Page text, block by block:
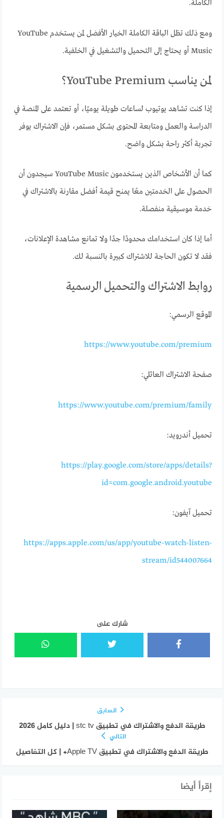
الكاملة.
ومع ذلك تظل الباقة الكاملة الخيار الأفضل لمن يستخدم YouTube
Music أو يحتاج إلى التحميل والتشغيل في الخلفية.
لمن يناسب YouTube Premium؟
إذا كنت تشاهد يوتيوب لساعات طويلة يوميًا، أو تعتمد على المنصة في
الدراسة والعمل ومتابعة المحتوى بشكل مستمر، فإن الاشتراك يوفر
تجربة أكثر راحة بشكل واضح.
كما أن الأشخاص الذين يستخدمون YouTube Music سيجدون أن
الحصول على الخدمتين معًا يمنح قيمة أفضل مقارنة بالاشتراك في
خدمة موسيقية منفصلة.
أما إذا كان استخدامك محدودًا جدًا ولا تمانع مشاهدة الإعلانات،
فقد لا تكون الحاجة للاشتراك كبيرة بالنسبة لك.
روابط الاشتراك والتحميل الرسمية
الموقع الرسمي:
https://www.youtube.com/premium
صفحة الاشتراك العائلي:
https://www.youtube.com/premium/family
تحميل أندرويد:
https://play.google.com/store/apps/details?
id=com.google.android.youtube
تحميل آيفون:
https://apps.apple.com/us/app/youtube-watch-listen-
stream/id544007664
شارك على
السابق
طريقة الدفع والاشتراك في تطبيق stc tv | دليل كامل 2026
التالي
طريقة الدفع والاشتراك في تطبيق Apple TV+ | كل التفاصيل
إقرأ أيضا